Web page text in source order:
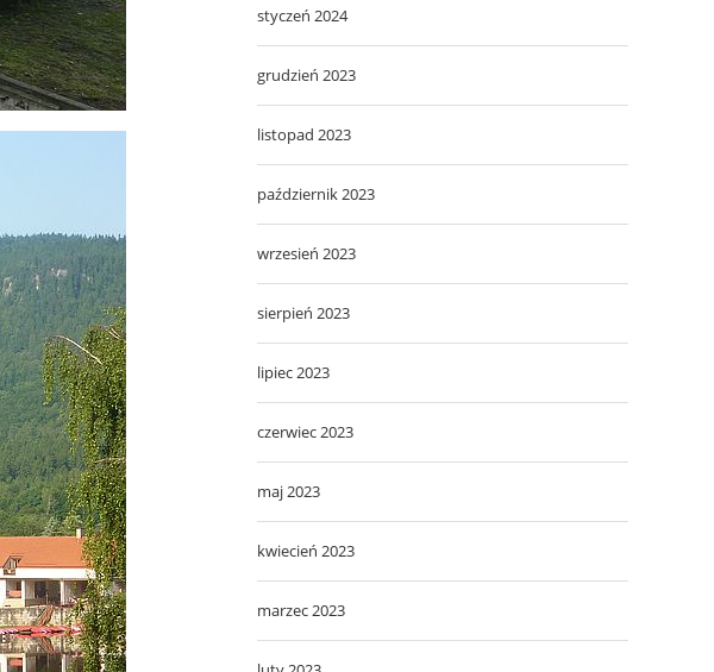
styczeń 2024
grudzień 2023
listopad 2023
październik 2023
wrzesień 2023
sierpień 2023
lipiec 2023
czerwiec 2023
maj 2023
kwiecień 2023
marzec 2023